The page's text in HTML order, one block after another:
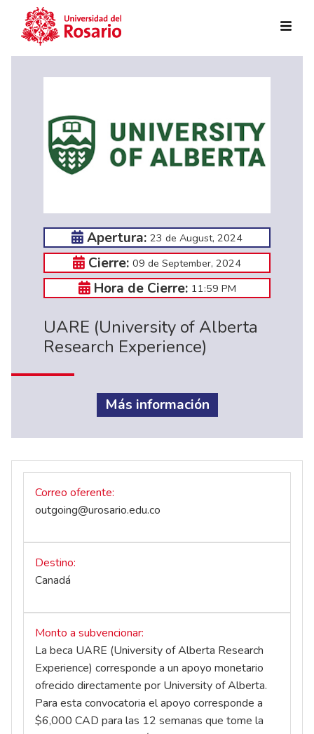
Apertura: 23 de August, 2024
Cierre: 09 de September, 2024
Hora de Cierre: 11:59 PM
UARE (University of Alberta
Research Experience)
Más información
Correo oferente
outgoing@urosario.edu.co
Destino
Canadá
Monto a subvencionar
La beca UARE (University of Alberta Research
Experience) corresponde a un apoyo monetario
ofrecido directamente por University of Alberta.
Para esta convocatoria el apoyo corresponde a
$6,000 CAD para las 12 semanas que tome la